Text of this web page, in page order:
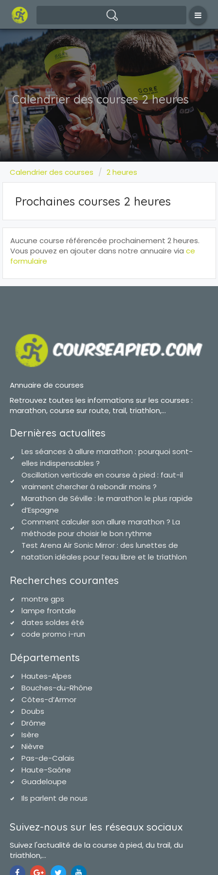
Calendrier des courses 2 heures
Calendrier des courses 2 heures
Prochaines courses 2 heures
Aucune course référencée prochainement 2 heures.
Vous pouvez en ajouter dans notre annuaire via ce
formulaire
Annuaire de courses
Retrouvez toutes les informations sur les courses :
marathon, course sur route, trail, triathlon,...
Dernières actualites
Les séances à allure marathon : pourquoi sont-
elles indispensables ?
Oscillation verticale en course à pied : faut-il
vraiment chercher à rebondir moins ?
Marathon de Séville : le marathon le plus rapide
d’Espagne
Comment calculer son allure marathon ? La
méthode pour choisir le bon rythme
Test Arena Air Sonic Mirror : des lunettes de
natation idéales pour l’eau libre et le triathlon
Recherches courantes
montre gps
lampe frontale
dates soldes été
code promo i-run
Départements
Hautes-Alpes
Bouches-du-Rhône
Côtes-d’Armor
Doubs
Drôme
Isère
Nièvre
Pas-de-Calais
Haute-Saône
Guadeloupe
Ils parlent de nous
Suivez-nous sur les réseaux sociaux
Suivez l'actualité de la course à pied, du trail, du
triathlon,...